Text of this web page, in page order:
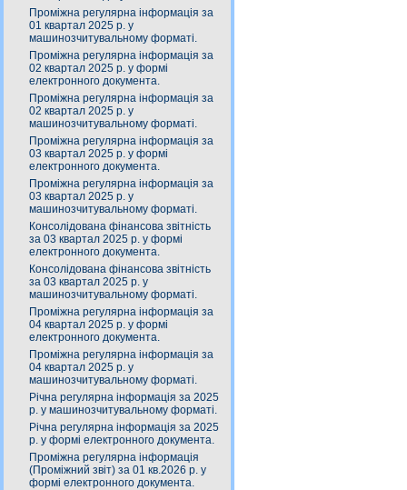
Проміжна регулярна інформація за
01 квартал 2025 р. у
машинозчитувальному форматі.
Проміжна регулярна інформація за
02 квартал 2025 р. у формі
електронного документа.
Проміжна регулярна інформація за
02 квартал 2025 р. у
машинозчитувальному форматі.
Проміжна регулярна інформація за
03 квартал 2025 р. у формі
електронного документа.
Проміжна регулярна інформація за
03 квартал 2025 р. у
машинозчитувальному форматі.
Консолідована фінансова звітність
за 03 квартал 2025 р. у формі
електронного документа.
Консолідована фінансова звітність
за 03 квартал 2025 р. у
машинозчитувальному форматі.
Проміжна регулярна інформація за
04 квартал 2025 р. у формі
електронного документа.
Проміжна регулярна інформація за
04 квартал 2025 р. у
машинозчитувальному форматі.
Річна регулярна інформація за 2025
р. у машинозчитувальному форматі.
Річна регулярна інформація за 2025
р. у формі електронного документа.
Проміжна регулярна інформація
(Проміжний звіт) за 01 кв.2026 р. у
формі електронного документа.